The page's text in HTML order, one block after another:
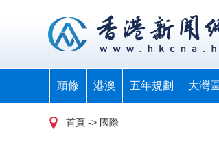
頭條 港澳 五年規劃 大灣
首頁 -> 國際